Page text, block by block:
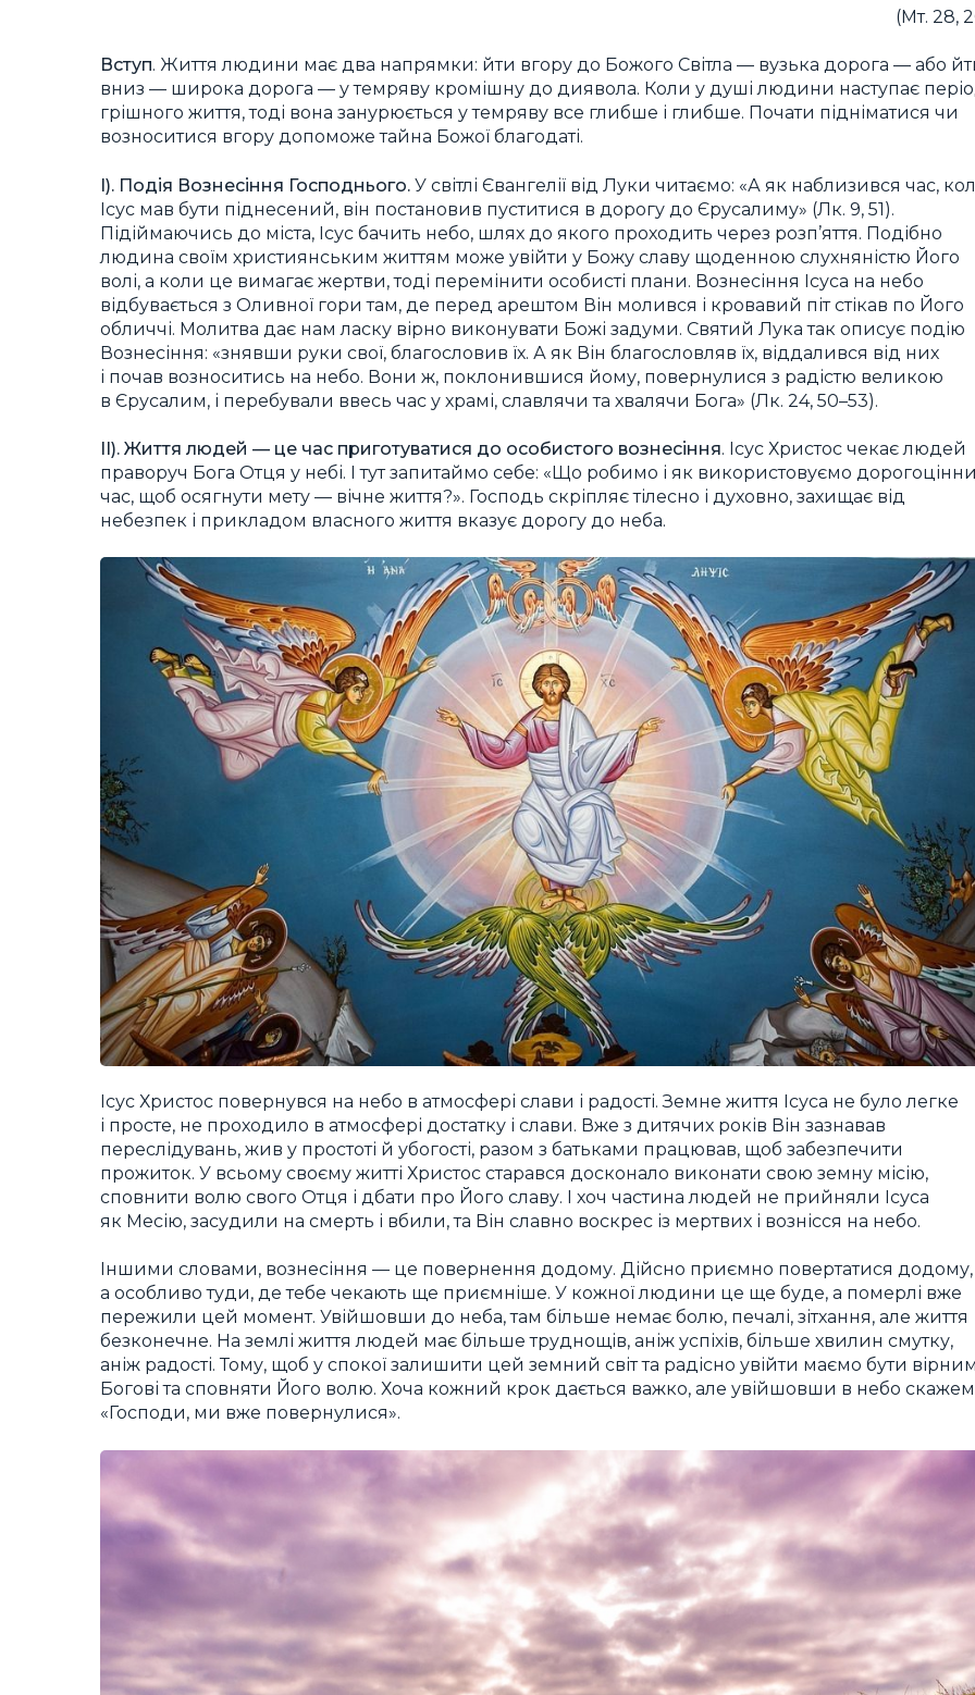
(Мт. 28,
Вступ. Життя людини має два напрямки: йти вгору до Божого Світла — вузька дорога — або
вниз — широка дорога — у темряву кромішну до диявола. Коли у душі людини наступає
грішного життя, тоді вона занурюється у темряву все глибше і глибше. Почати підніматися чи
возноситися вгору допоможе тайна Божої благодаті.
І). Подія Вознесіння Господнього. У світлі Євангелії від Луки читаємо: «А як наблизився час,
Ісус мав бути піднесений, він постановив пуститися в дорогу до Єрусалиму» (Лк. 9, 51).
Підіймаючись до міста, Ісус бачить небо, шлях до якого проходить через розп’яття. Подібно
людина своїм християнським життям може увійти у Божу славу щоденною слухняністю Його
волі, а коли це вимагає жертви, тоді перемінити особисті плани. Вознесіння Ісуса на небо
відбувається з Оливної гори там, де перед арештом Він молився і кровавий піт стікав по Його
обличчі. Молитва дає нам ласку вірно виконувати Божі задуми. Святий Лука так описує подію
Вознесіння: «знявши руки свої, благословив їх. А як Він благословляв їх, віддалився від них
і почав возноситись на небо. Вони ж, поклонившися йому, повернулися з радістю великою
в Єрусалим, і перебували ввесь час у храмі, славлячи та хвалячи Бога» (Лк. 24, 50–53).
ІІ). Життя людей — це час приготуватися до особистого вознесіння. Ісус Христос чекає людей
праворуч Бога Отця у небі. І тут запитаймо себе: «Що робимо і як використовуємо
час, щоб осягнути мету — вічне життя?». Господь скріпляє тілесно і духовно, захищає від
небезпек і прикладом власного життя вказує дорогу до неба.
Ісус Христос повернувся на небо в атмосфері слави і радості. Земне життя Ісуса не було легке
і просте, не проходило в атмосфері достатку і слави. Вже з дитячих років Він зазнавав
переслідувань, жив у простоті й убогості, разом з батьками працював, щоб забезпечити
прожиток. У всьому своєму житті Христос старався досконало виконати свою земну місію,
сповнити волю свого Отця і дбати про Його славу. І хоч частина людей не прийняли Ісуса
як Месію, засудили на смерть і вбили, та Він славно воскрес із мертвих і вознісся на небо.
Іншими словами, вознесіння — це повернення додому. Дійсно приємно повертатися додому,
а особливо туди, де тебе чекають ще приємніше. У кожної людини це ще буде, а померлі вже
пережили цей момент. Увійшовши до неба, там більше немає болю, печалі, зітхання, але життя
безконечне. На землі життя людей має більше труднощів, аніж успіхів, більше хвилин смутку,
аніж радості. Тому, щоб у спокої залишити цей земний світ та радісно увійти маємо бути
Богові та сповняти Його волю. Хоча кожний крок дається важко, але увійшовши в небо
« Господи, ми вже повернулися».